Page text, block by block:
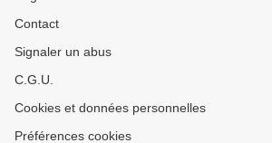
Contact
Signaler un abus
C.G.U.
Cookies et données personnelles
Préférences cookies